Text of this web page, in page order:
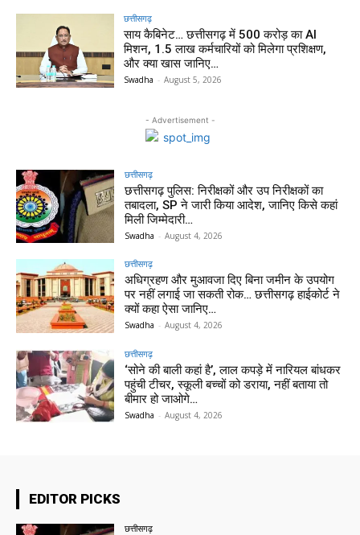
छत्तीसगढ़
साय कैबिनेट… छत्तीसगढ़ में 500 करोड़ का AI
मिशन, 1.5 लाख कर्मचारियों को मिलेगा प्रशिक्षण,
और क्या खास जानिए…
Swadha - August 5, 2026
- Advertisement -
छत्तीसगढ़
छत्तीसगढ़ पुलिस: निरीक्षकों और उप निरीक्षकों का
तबादला, SP ने जारी किया आदेश, जानिए किसे कहां
मिली जिम्मेदारी…
Swadha - August 4, 2026
छत्तीसगढ़
अधिग्रहण और मुआवजा दिए बिना जमीन के उपयोग
पर नहीं लगाई जा सकती रोक… छत्तीसगढ़ हाईकोर्ट ने
क्यों कहा ऐसा जानिए…
Swadha - August 4, 2026
छत्तीसगढ़
‘सोने की बाली कहां है’, लाल कपड़े में नारियल बांधकर
पहुंची टीचर, स्कूली बच्चों को डराया, नहीं बताया तो
बीमार हो जाओगे…
Swadha - August 4, 2026
EDITOR PICKS
छत्तीसगढ़